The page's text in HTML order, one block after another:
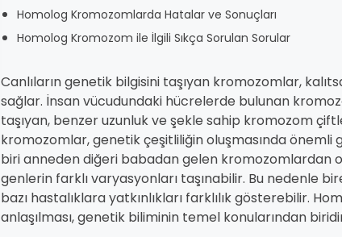
Homolog Kromozomlarda Hatalar ve Sonuçları
Homolog Kromozom ile İlgili Sıkça Sorulan Sorular
Canlıların genetik bilgisini taşıyan kromozomlar,
sağlar. İnsan vücudundaki hücrelerde bulunan
taşıyan, benzer uzunluk ve şekle sahip kromozom
kromozomlar, genetik çeşitliliğin oluşmasında
biri anneden diğeri babadan gelen kromozomlardan
genlerin farklı varyasyonları taşınabilir. Bu nedenle
bazı hastalıklara yatkınlıkları farklılık gösterebilir.
anlaşılması, genetik biliminin temel konularından